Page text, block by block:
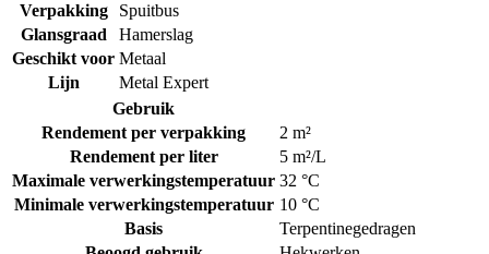
Verpakking
Spuitbus
Glansgraad
Hamerslag
Geschikt voor Metaal
Lijn
Metal Expert
Gebruik
Rendement per verpakking
2 m²
Rendement per liter
5 m²/L
Maximale verwerkingstemperatuur 32 °C
Minimale verwerkingstemperatuur 10 °C
Basis
Terpentinegedragen